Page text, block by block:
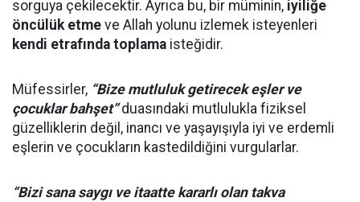
sorguya çekilecektir. Ayrıca bu, bir müminin, iyiliğe
öncülük etme ve Allah yolunu izlemek isteyenleri
kendi etrafında toplama isteğidir.
Müfessirler, “Bize mutluluk getirecek eşler ve
çocuklar bahşet”duasındaki mutlulukla fiziksel
güzelliklerin değil, inancı ve yaşayışıyla iyi ve erdemli
eşlerin ve çocukların kastedildiğini vurgularlar.
“Bizi sana saygı ve itaatte kararlı olan takva